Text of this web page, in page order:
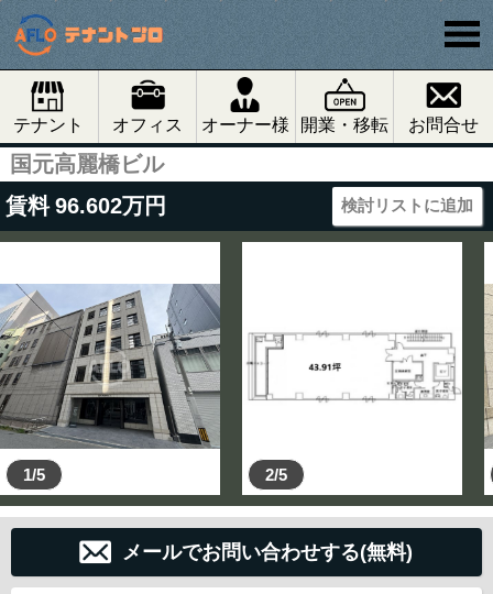
テナント オフィス オーナー様 開業・移転 お問合せ
国元高麗橋ビル
賃料 96.602万円 検討リストに追加
1/5 2/5
メールでお問い合わせする(無料)